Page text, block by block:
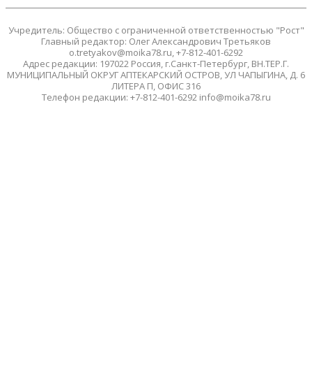
Учредитель: Общество с ограниченной ответственностью "Рост"
Главный редактор: Олег Александрович Третьяков
o.tretyakov@moika78.ru, +7-812-401-6292
Адрес редакции: 197022 Россия, г.Санкт-Петербург, ВН.ТЕР.Г.
МУНИЦИПАЛЬНЫЙ ОКРУГ АПТЕКАРСКИЙ ОСТРОВ, УЛ ЧАПЫГИНА, Д. 6
ЛИТЕРА П, ОФИС 316
Телефон редакции: +7-812-401-6292 info@moika78.ru